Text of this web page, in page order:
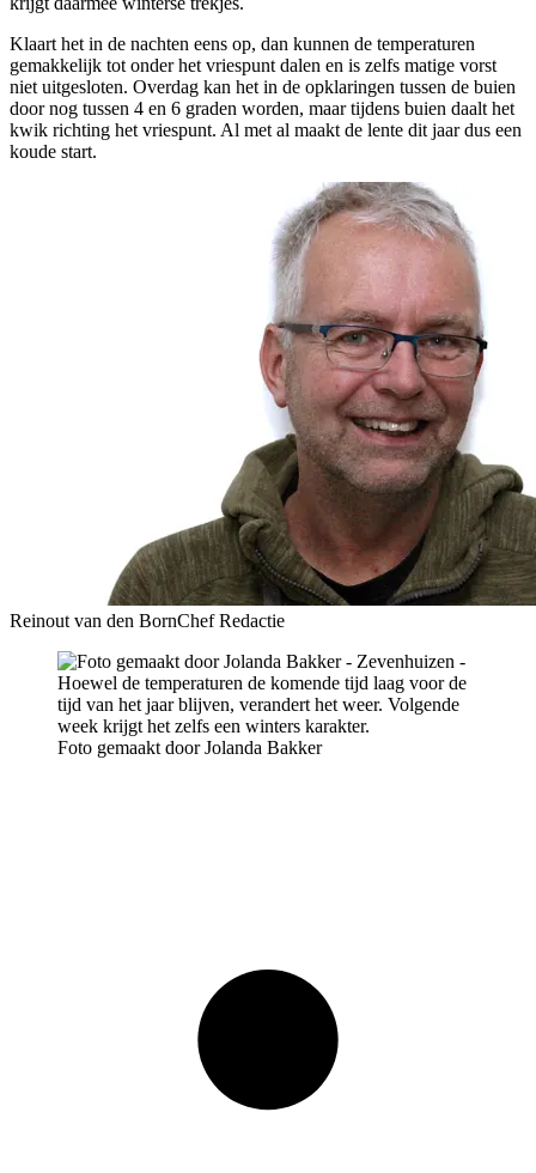
Klaart het in de nachten eens op, dan kunnen de temperaturen
gemakkelijk tot onder het vriespunt dalen en is zelfs matige vorst
niet uitgesloten. Overdag kan het in de opklaringen tussen de buien
door nog tussen 4 en 6 graden worden, maar tijdens buien daalt het
kwik richting het vriespunt. Al met al maakt de lente dit jaar dus een
koude start.
Reinout van den BornChef Redactie
Foto gemaakt door Jolanda Bakker